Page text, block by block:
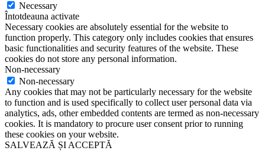
Necessary
Întotdeauna activate
Necessary cookies are absolutely essential for the website to
function properly. This category only includes cookies that ensures
basic functionalities and security features of the website. These
cookies do not store any personal information.
Non-necessary
Non-necessary
Any cookies that may not be particularly necessary for the website
to function and is used specifically to collect user personal data via
analytics, ads, other embedded contents are termed as non-necessary
cookies. It is mandatory to procure user consent prior to running
these cookies on your website.
SALVEAZĂ ȘI ACCEPTĂ